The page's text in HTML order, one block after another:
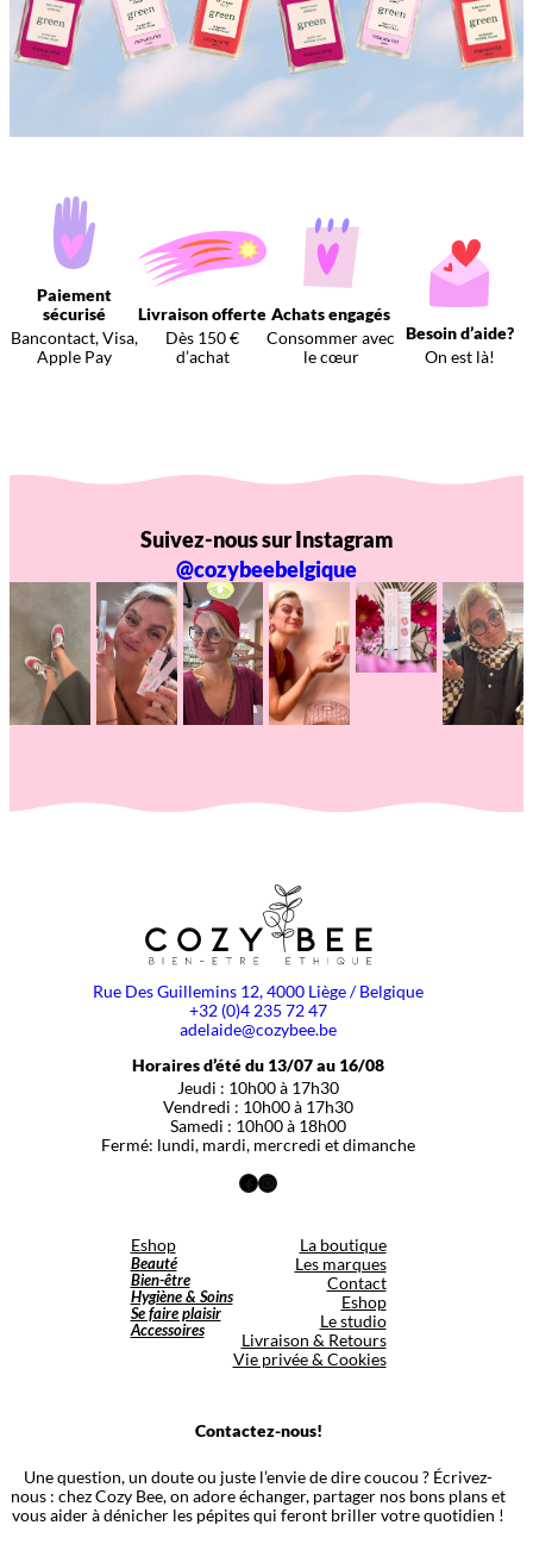
Paiement
sécurisé
Bancontact, Visa,
Apple Pay
Livraison offerte
Dès 150 €
d’achat
Achats engagés
Consommer avec
le cœur
Besoin d’aide?
On est là!
Suivez-nous sur Instagram
@cozybeebelgique
Rue Des Guillemins 12, 4000 Liège / Belgique
+32 (0)4 235 72 47
adelaide@cozybee.be
Horaires d’été du 13/07 au 16/08
Jeudi : 10h00 à 17h30
Vendredi : 10h00 à 17h30
Samedi : 10h00 à 18h00
Fermé: lundi, mardi, mercredi et dimanche
Facebook
Instagram
Eshop
Beauté
Bien-être
Hygiène & Soins
Se faire plaisir
Accessoires
La boutique
Les marques
Contact
Eshop
Le studio
Livraison & Retours
Vie privée & Cookies
Contactez-nous!
Une question, un doute ou juste l’envie de dire coucou ? Écrivez-
nous : chez Cozy Bee, on adore échanger, partager nos bons plans et
vous aider à dénicher les pépites qui feront briller votre quotidien !